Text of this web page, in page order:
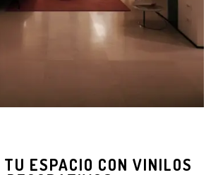
ESPACIO CON VINILOS